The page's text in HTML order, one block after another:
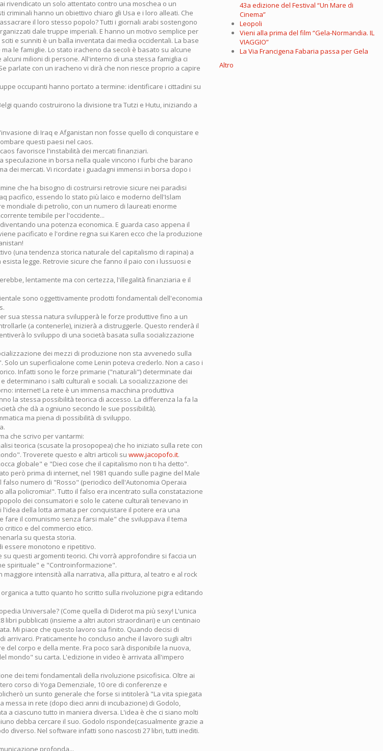
rivendicato un solo attentato contro una moschea o un
criminali hanno un obiettivo chiaro gli Usa e i loro alleati. Che
il loro stesso popolo? Tutti i giornali arabi sostengono
dale truppe imperiali. E hanno un motivo semplice per
e sunniti è un balla inventata dai media occidentali. La base
le famiglie. Lo stato iracheno da secoli è basato su alcune
milioni di persone. All'interno di una stessa famiglia ci
parlate con un iracheno vi dirà che non riesce proprio a capire
occupanti hanno portato a termine: identificare i cittadini su
quando costruirono la divisione tra Tutzi e Hutu, iniziando a
di Iraq e Afganistan non fosse quello di conquistare e
questi paesi nel caos.
favorisce l'instabilità dei mercati finanziari.
speculazione in borsa nella quale vincono i furbi che barano
dei mercati. Vi ricordate i guadagni immensi in borsa dopo i
che ha bisogno di costruirsi retrovie sicure nei paradisi
pacifico, essendo lo stato più laico e moderno dell'Islam
mondiale di petrolio, con un numero di laureati enorme
temibile per l'occidente...
una potenza economica. E guarda caso appena il
pacificato e l'ordine regna sui Karen ecco che la produzione
(una tendenza storica naturale del capitalismo di rapina) a
legge. Retrovie sicure che fanno il paio con i lussuosi e
lentamente ma con certezza, l'illegalità finanziaria e il
sono oggettivamente prodotti fondamentali dell'economia
sua stessa natura svilupperà le forze produttive fino a un
(a contenerle), inizierà a distruggerle. Questo renderà il
lo sviluppo di una società basata sulla socializzazione
dei mezzi di produzione non sta avvenedo sulla
un superficialone come Lenin poteva crederlo. Non a caso i
Infatti sono le forze primarie ("naturali") determinate dai
determinano i salti culturali e sociali. La socializzazione dei
internet! La rete è un immensa macchina produttiva
la stessa possibilità teorica di accesso. La differenza la fa la
che dà a ogniuno secondo le sue possibilità).
ma piena di possibilità di sviluppo.
che scrivo per vantarmi:
teorica (scusate la prosopopea) che ho iniziato sulla rete con
Troverete questo e altri articoli su www.jacopofo.it.
globale" e "Dieci cose che il capitalismo non ti ha detto".
però prima di internet, nel 1981 quando sulle pagine del Male
falso numero di "Rosso" (periodico dell'Autonomia Operaia
alla policromia!". Tutto il falso era incentrato sulla constatazione
dei consumatori e solo le catene culturali tenevano in
l'idea della lotta armata per conquistare il potere era una
fare il comunismo senza farsi male" che sviluppava il tema
e del commercio etico.
su questa storia.
essere monotono e ripetitivo.
questi argomenti teorici. Chi vorrà approfondire si faccia un
spirituale" e "Controinformazione".
maggiore intensità alla narrativa, alla pittura, al teatro e al rock
a tutto quanto ho scritto sulla rivoluzione pigra editando
Universale? (Come quella di Diderot ma più sexy! L'unica
libri pubblicati (insieme a altri autori straordinari) e un centinaio
Mi piace che questo lavoro sia finito. Quando decisi di
arrivarci. Praticamente ho concluso anche il lavoro sugli altri
del corpo e della mente. Fra poco sarà disponibile la nuova,
mondo" su carta. L'edizione in video è arrivata all'impero
dei temi fondamentali della rivoluzione psicofisica. Oltre ai
corso di Yoga Demenziale, 10 ore di conferenze e
un sunto generale che forse si intitolerà "La vita spiegata
messa in rete (dopo dieci anni di incubazione) di Godolo,
a ciascuno tutto in maniera diversa. L'idea è che ci siano molti
debba cercare il suo. Godolo risponde(casualmente grazie a
diverso. Nel software infatti sono nascosti 27 libri, tutti inediti.
profonda...
43a edizione del Festival “Un Mare di
Cinema”
Leopoli
Vieni alla prima del film “Gela-Normandia. IL
VIAGGIO”
La Via Francigena Fabaria passa per Gela
Altro